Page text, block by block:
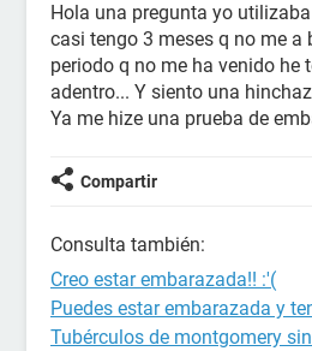
Hola una pregunta yo
casi tengo 3 meses q no me a
periodo q no me ha venido he
adentro... Y siento una
Ya me hize una prueba de
Compartir
Consulta también:
Creo estar embarazada!! :'(
Puedes estar embarazada y
Tubérculos de montgomery